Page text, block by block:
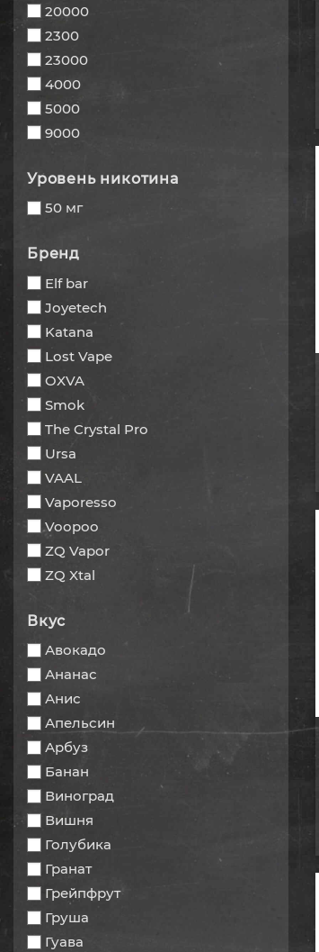
20000
2300
23000
4000
5000
9000
Уровень никотина
50 мг
Бренд
Elf bar
Joyetech
Katana
Lost Vape
OXVA
Smok
The Crystal Pro
Ursa
VAAL
Vaporesso
Voopoo
ZQ Vapor
ZQ Xtal
Вкус
Авокадо
Ананас
Анис
Апельсин
Арбуз
Банан
Виноград
Вишня
Голубика
Гранат
Грейпфрут
Груша
Гуава